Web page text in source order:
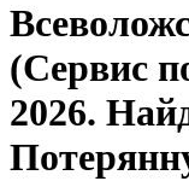
(Сервис
2026.